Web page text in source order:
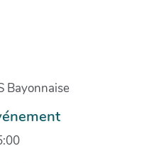
Bayonnaise